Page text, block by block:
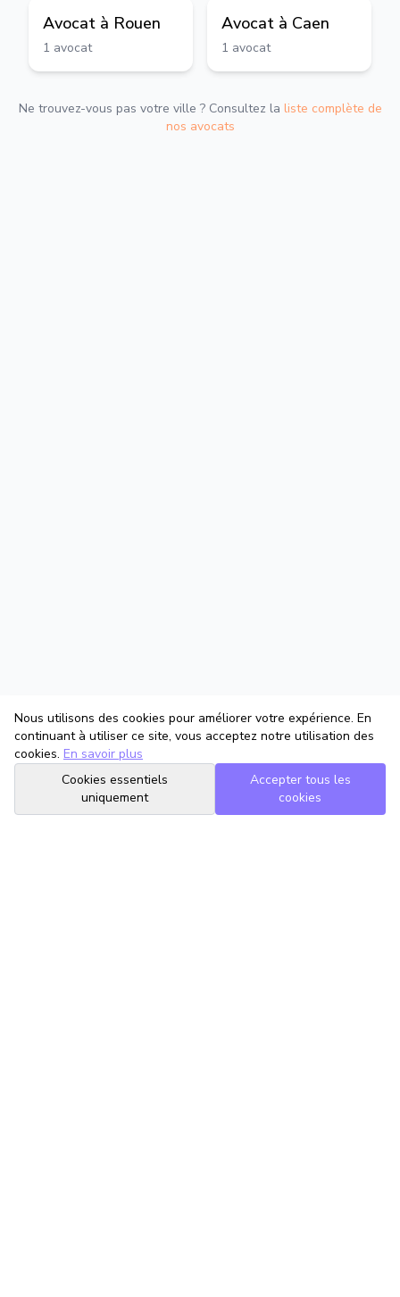
Avocat à Rouen
1 avocat
Avocat à Caen
1 avocat
Ne trouvez-vous pas votre ville ? Consultez la liste complète de
nos avocats
Nous utilisons des cookies pour améliorer votre expérience. En
continuant à utiliser ce site, vous acceptez notre utilisation des
cookies. En savoir plus
Cookies essentiels
uniquement
Accepter tous les
cookies